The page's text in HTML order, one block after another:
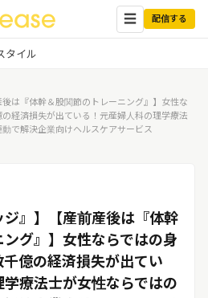
☰ 配信する
タイル
✕
する
ア登
後は『体幹＆股関節のトレーニング』】女性な
経済損失が出ている！元産婦人科の理学療法
で解決企業向けヘルスケアサービス
ジ』】【産前産後は『体幹
ング』】女性ならではの身
億の経済損失が出てい
療法士が女性ならではの